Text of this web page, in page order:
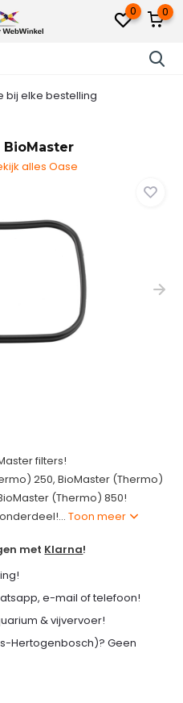
0 0
bij elke bestelling
alles Oase
filters!
250, BioMaster (Thermo)
(Thermo) 850!
Toon meer
met Klarna!
e-mail of telefoon!
& vijvervoer!
Hertogenbosch)? Geen